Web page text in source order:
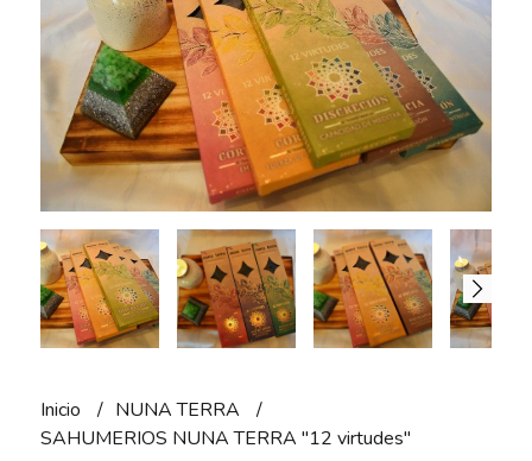
Inicio
NUNA TERRA
SAHUMERIOS NUNA TERRA "12 virtudes"